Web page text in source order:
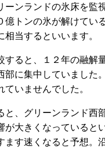
ーンランドの氷床を
億トンの氷が解けてい
当するといいます。
ると、１２年の融解
部に集中していました
いませんでした。
、グリーンランド西
が大きくなっていると
ます速くなると予想。